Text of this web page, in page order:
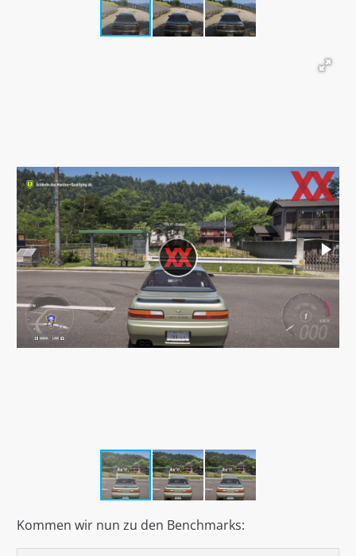
Kommen wir nun zu den Benchmarks: